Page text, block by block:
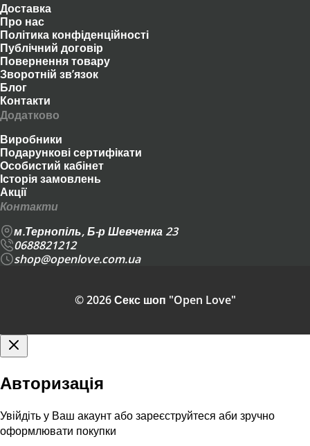
Доставка
Про нас
Політика конфіденційності
Публічний договір
Повернення товару
Зворотній зв’язок
Блог
Контакти
Додатково
Виробники
Подарункові сертифікати
Особистий кабінет
Історія замовлень
Акції
Контакти
м.Тернопіль, Б-р Шевченка 23
0688821212
shop@openlove.com.ua
© 2026 Секс шоп "Open Love"
Авторизація
Увійдіть у Ваш акаунт або зареєструйтеся аби зручно
оформлювати покупки